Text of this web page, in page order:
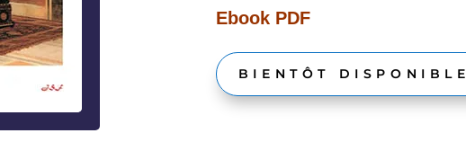
Ebook PDF
BIENTÔT DISPONIBLE